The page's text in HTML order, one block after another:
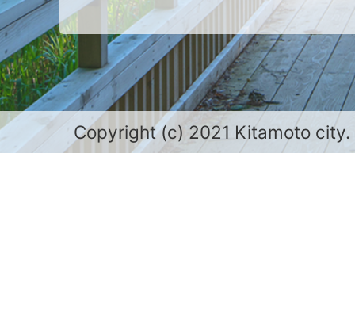
Copyright (c) 2021 Kitamoto city.